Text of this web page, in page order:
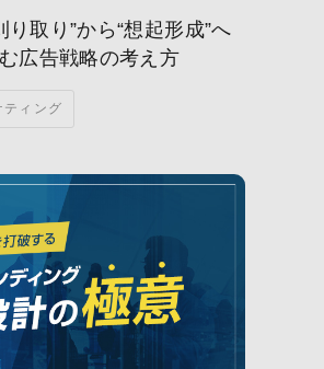
イトペーパー
サイト 現状分析
取り”から“想起形成”へ
広告戦略の考え方
ティング